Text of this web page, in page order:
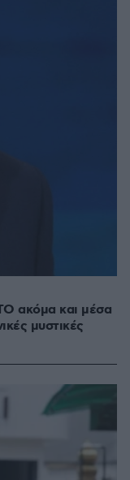
ακόμα και μέσα
μυστικές